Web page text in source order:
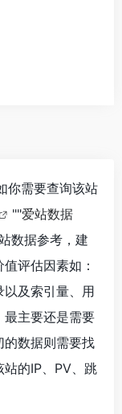
你需要查询该站
""爱站数据
数据参考，建
评估因素如：
及索引量、用
最主要还是需要
的数据则需要找
的IP、PV、跳